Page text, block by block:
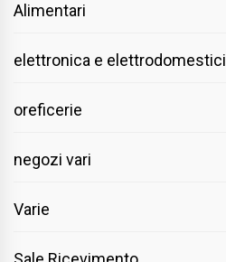
Alimentari
elettronica e elettrodomestici
oreficerie
negozi vari
Varie